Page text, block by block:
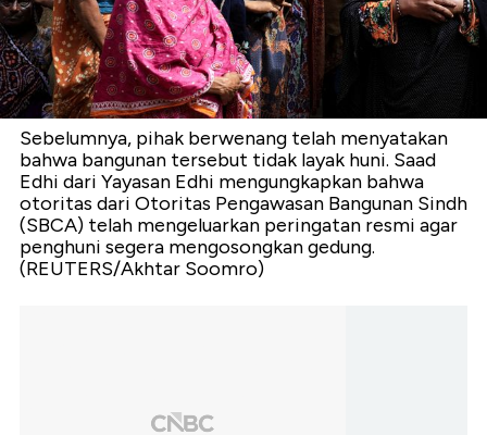
Sebelumnya, pihak berwenang telah menyatakan
bahwa bangunan tersebut tidak layak huni. Saad
Edhi dari Yayasan Edhi mengungkapkan bahwa
otoritas dari Otoritas Pengawasan Bangunan Sindh
(SBCA) telah mengeluarkan peringatan resmi agar
penghuni segera mengosongkan gedung.
(REUTERS/Akhtar Soomro)